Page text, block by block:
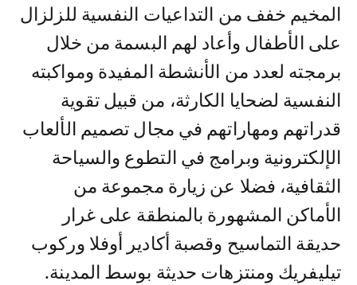
المخيم خفف من التداعيات النفسية للزلزال
على الأطفال وأعاد لهم البسمة من خلال
برمجته لعدد من الأنشطة المفيدة ومواكبته
النفسية لضحايا الكارثة، من قبيل تقوية
قدراتهم ومهاراتهم في مجال تصميم الألعاب
الإلكترونية وبرامج في التطوع والسياحة
الثقافية، فضلا عن زيارة مجموعة من
الأماكن المشهورة بالمنطقة على غرار
حديقة التماسيح وقصبة أكادير أوفلا وركوب
تيليفريك ومنتزهات حديثة بوسط المدينة.